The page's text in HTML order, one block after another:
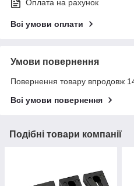
Оплата на рахунок
Всі умови оплати
Умови повернення
Повернення товару впродовж
Всі умови повернення
Подібні товари компанії